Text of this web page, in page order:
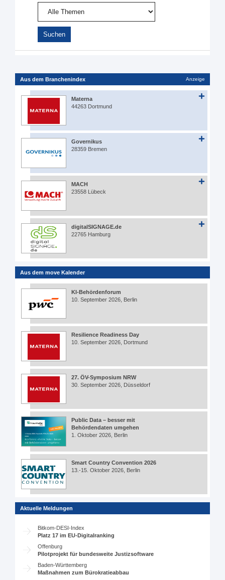
Aus dem Branchenindex Anzeige
Materna
44263 Dortmund
Governikus
28359 Bremen
MACH
23558 Lübeck
digitalSIGNAGE.de
22765 Hamburg
Aus dem move Kalender
KI-Behördenforum
10. September 2026, Berlin
Resilience Readiness Day
10. September 2026, Dortmund
27. ÖV-Symposium NRW
30. September 2026, Düsseldorf
Public Data – besser mit
Behördendaten umgehen
1. Oktober 2026, Berlin
Smart Country Convention 2026
13.-15. Oktober 2026, Berlin
Aktuelle Meldungen
Bitkom-DESI-Index
Platz 17 im EU-Digitalranking
Offenburg
Pilotprojekt für bundesweite Justizsoftware
Baden-Württemberg
Maßnahmen zum Bürokratieabbau